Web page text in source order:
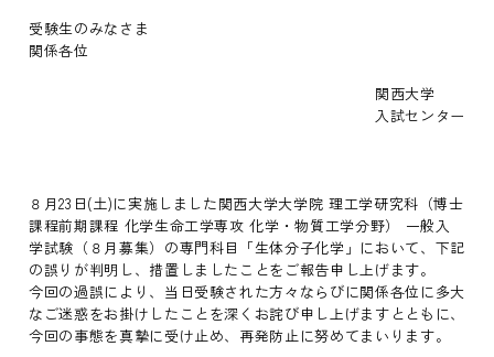
受験生のみなさま
関係各位
関西大学
入試センター
８月23日(土)に実施しました関西大学大学院 理工学研究科（博士
課程前期課程 化学生命工学専攻 化学・物質工学分野） 一般入
学試験（８月募集）の専門科目「生体分子化学」において、下記
の誤りが判明し、措置しましたことをご報告申し上げます。
今回の過誤により、当日受験された方々ならびに関係各位に多大
なご迷惑をお掛けしたことを深くお詫び申し上げますとともに、
今回の事態を真摯に受け止め、再発防止に努めてまいります。